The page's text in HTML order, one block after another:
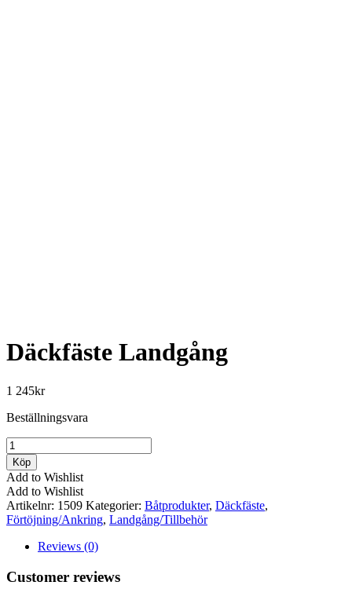
Däckfäste Landgång
1 245kr
Beställningsvara
Däckfäste
Landgång
mängd
Köp
Add to Wishlist
Add to Wishlist
Artikelnr: 1509 Kategorier: Båtprodukter, Däckfäste,
Förtöjning/Ankring, Landgång/Tillbehör
Reviews (0)
Customer reviews